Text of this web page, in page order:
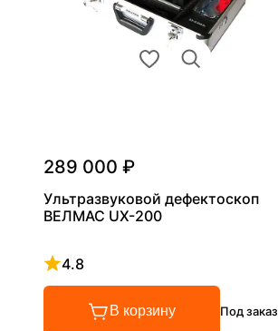
289 000 ₽
Ультразвуковой дефектоскоп
ВЕЛМАС UX-200
4.8
Рейтинг 4.8 из 5
В корзину Под заказ